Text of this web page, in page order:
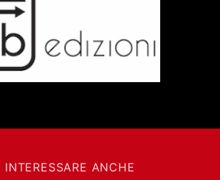
INTERESSARE ANCHE